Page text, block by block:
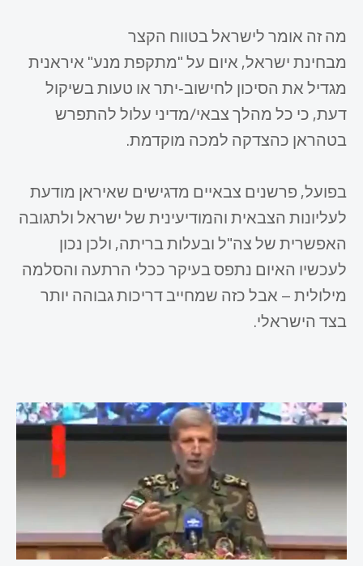
​מה זה אומר לישראל בטווח הקצר
מבחינת ישראל, איום על "מתקפת מנע" איראנית
מגדיל את הסיכון לחישוב‑יתר או טעות בשיקול
דעת, כי כל מהלך צבאי/מדיני עלול להתפרש
בטהראן כהצדקה למכה מוקדמת.
בפועל, פרשנים צבאיים מדגישים שאיראן מודעת
לעליונות הצבאית והמודיעינית של ישראל ולתגובה
האפשרית של צה"ל ובעלות בריתה, ולכן נכון
לעכשיו האיום נתפס בעיקר ככלי הרתעה והסלמה
מילולית – אבל כזה שמחייב דריכות גבוהה יותר
בצד הישראלי.